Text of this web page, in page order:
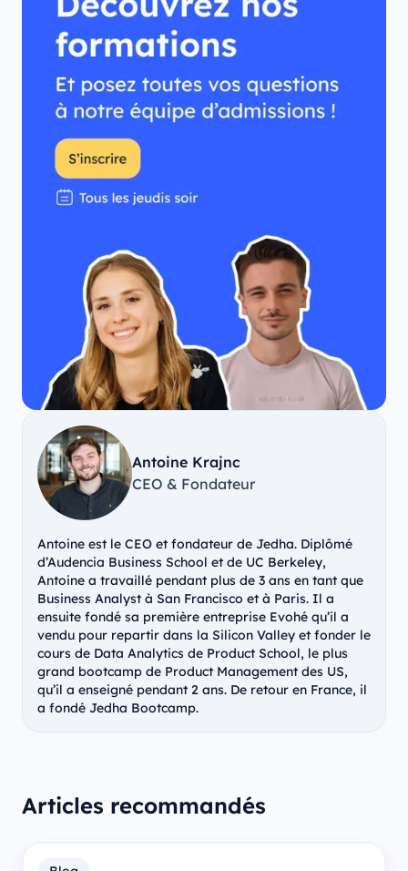
Antoine Krajnc
CEO & Fondateur
Antoine est le CEO et fondateur de Jedha. Diplômé
d’Audencia Business School et de UC Berkeley,
Antoine a travaillé pendant plus de 3 ans en tant que
Business Analyst à San Francisco et à Paris. Il a
ensuite fondé sa première entreprise Evohé qu’il a
vendu pour repartir dans la Silicon Valley et fonder le
cours de Data Analytics de Product School, le plus
grand bootcamp de Product Management des US,
qu’il a enseigné pendant 2 ans. De retour en France, il
a fondé Jedha Bootcamp.
Articles recommandés